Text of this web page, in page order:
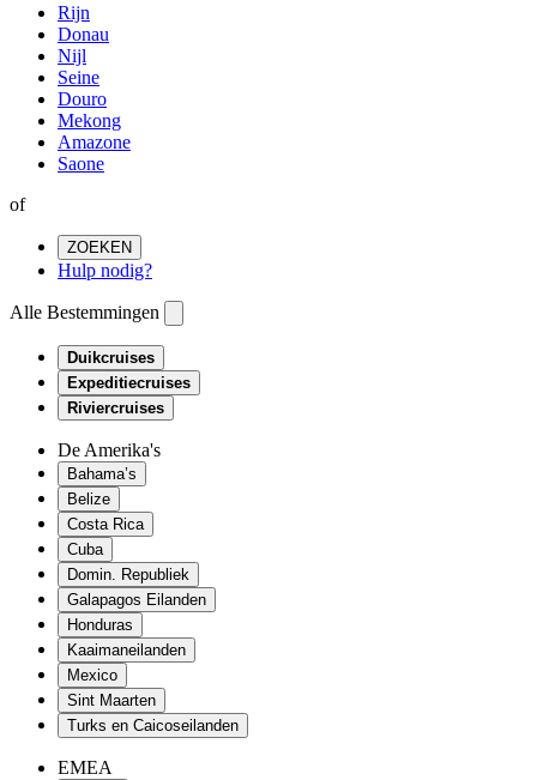
Rijn
Donau
Nijl
Seine
Douro
Mekong
Amazone
Saone
of
ZOEKEN
Hulp nodig?
Alle Bestemmingen
Duikcruises
Expeditiecruises
Riviercruises
De Amerika's
Bahama’s
Belize
Costa Rica
Cuba
Domin. Republiek
Galapagos Eilanden
Honduras
Kaaimaneilanden
Mexico
Sint Maarten
Turks en Caicoseilanden
EMEA